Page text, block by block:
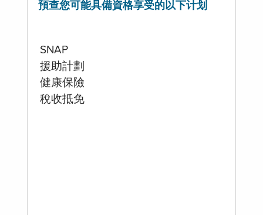
預查您可能具備資格享受的以下计划
SNAP
援助計劃
健康保險
稅收抵免